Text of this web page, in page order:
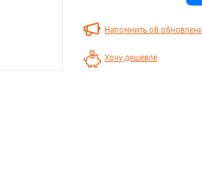
Напомнить об
Хочу дешевле